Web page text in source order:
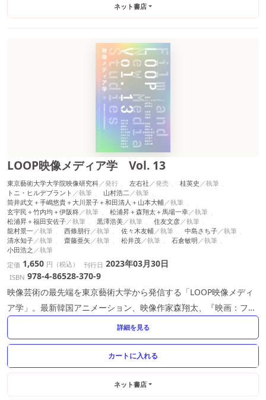
ネット書店
LOOP映像メディア学 Vol. 13
東京藝術大学大学院映像研究科 左右社
桂英史
トニ・ヒルデブラント
山村浩二
筒井武文＋手嶋悠貴＋大川景子＋和田清人＋山本大輔
玄宇民＋竹内均＋伊阪柊
松浦昇＋森翔太＋馬場一幸
松浦昇＋福田安佐子
黒澤浩美
住友文彦
龍村景一
西條朋行 佐々木友輔
中島さち子
清水知子
齋藤亜矢 松井茂
石倉敏明
小田浩之
定価 1,650 円（税込） 刊行日 2023年03月30日
ISBN 978-4-86528-370-9
映像芸術の最先端を東京藝術大学から発信する「LOOP映像メディ
ア学」。最新韓国アニメーション、映像作家森翔太、『映画：フィ
ッシュマンズ』など充実の最新号詳細を見る
ネット書店